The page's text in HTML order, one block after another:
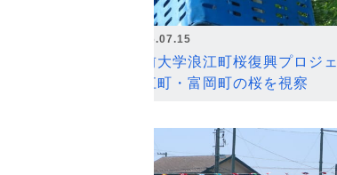
2026.07.15
弘前大学浪江町桜復興プロジ
浪江町・富岡町の桜を視察